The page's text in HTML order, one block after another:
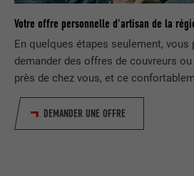
Votre offre personnelle d'artisan de la
En quelques étapes seulement, vous
demander des offres de couvreurs ou
près de chez vous, et ce
DEMANDER UNE OFFRE
UTILITÉ
Enregistre un
pour générer des
sur la manière
site Internet.
NOM _gaexp
FOURNISSEUR ads.linkedin.com
EXPIRATION Session
UTILITÉ
Enregistre la